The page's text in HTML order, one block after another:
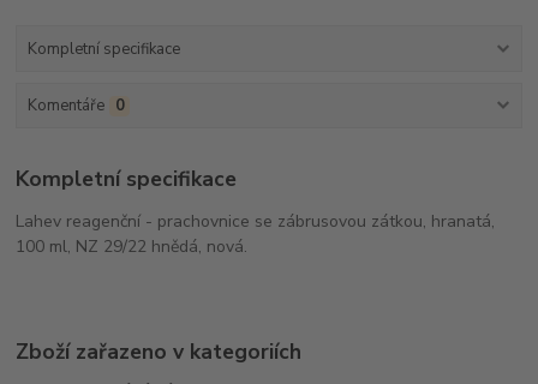
Kompletní specifikace
Komentáře 0
Kompletní specifikace
Lahev reagenční - prachovnice se zábrusovou zátkou, hranatá,
100 ml, NZ 29/22 hnědá, nová.
Zboží zařazeno v kategoriích